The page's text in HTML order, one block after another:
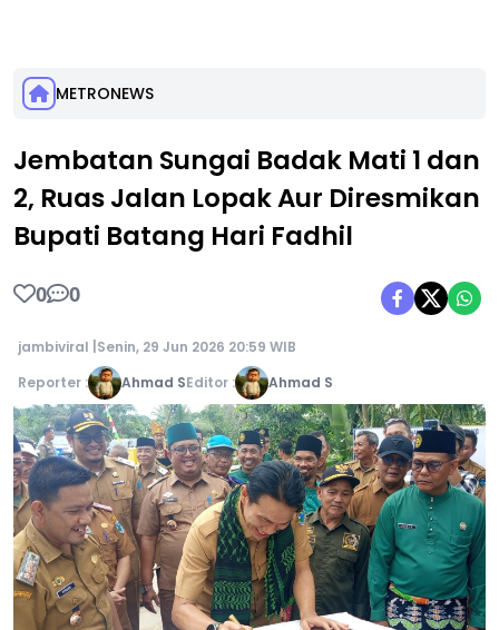
METRONEWS
Jembatan Sungai Badak Mati 1 dan
2, Ruas Jalan Lopak Aur Diresmikan
Bupati Batang Hari Fadhil
0 0
jambiviral | Senin, 29 Jun 2026 20:59 WIB
Reporter :
Ahmad SEditor : Ahmad S